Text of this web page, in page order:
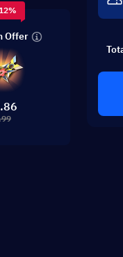
Offer